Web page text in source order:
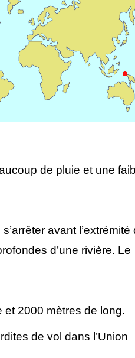
de pluie et une
avant l’extrémité
d’une rivière. Le
et 2000 mètres de long.
de vol dans l’Union